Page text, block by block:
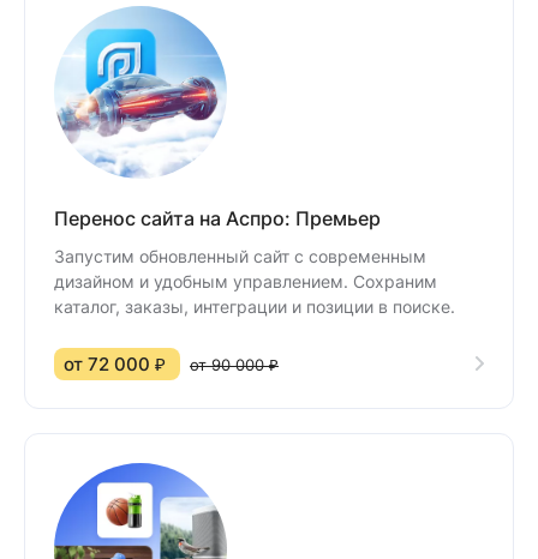
Перенос сайта на Аспро: Премьер
Запустим обновленный сайт с современным
дизайном и удобным управлением. Сохраним
каталог, заказы, интеграции и позиции в поиске.
от 72 000 ₽ от 90 000 ₽